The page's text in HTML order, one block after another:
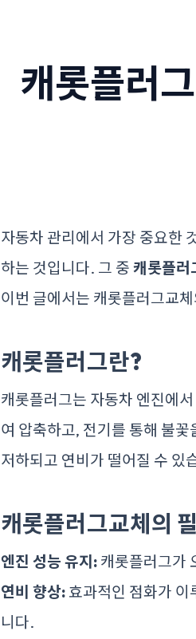
캐롯플러
자동차 관리에서 가장 중요한
하는 것입니다. 그 중 캐롯플러
이번 글에서는 캐롯플러그교
캐롯플러그란?
캐롯플러그는 자동차 엔진에
여 압축하고, 전기를 통해 불
저하되고 연비가 떨어질 수 있
캐롯플러그교체의
엔진 성능 유지: 캐롯플러그가
연비 향상: 효과적인 점화가
니다.